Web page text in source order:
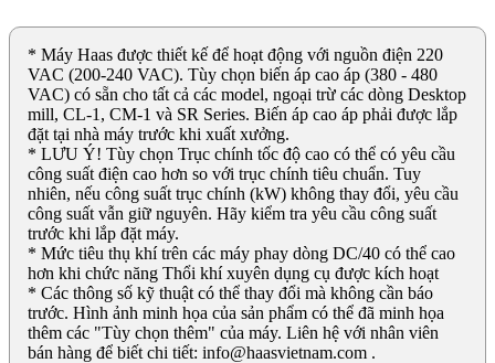
* Máy Haas được thiết kế để hoạt động với nguồn điện 220
VAC (200-240 VAC). Tùy chọn biến áp cao áp (380 - 480
VAC) có sẵn cho tất cả các model, ngoại trừ các dòng Desktop
mill, CL-1, CM-1 và SR Series. Biến áp cao áp phải được lắp
đặt tại nhà máy trước khi xuất xưởng.
* LƯU Ý! Tùy chọn Trục chính tốc độ cao có thể có yêu cầu
công suất điện cao hơn so với trục chính tiêu chuẩn. Tuy
nhiên, nếu công suất trục chính (kW) không thay đổi, yêu cầu
công suất vẫn giữ nguyên. Hãy kiểm tra yêu cầu công suất
trước khi lắp đặt máy.
* Mức tiêu thụ khí trên các máy phay dòng DC/40 có thể cao
hơn khi chức năng Thổi khí xuyên dụng cụ được kích hoạt
* Các thông số kỹ thuật có thể thay đổi mà không cần báo
trước. Hình ảnh minh họa của sản phẩm có thể đã minh họa
thêm các "Tùy chọn thêm" của máy. Liên hệ với nhân viên
bán hàng để biết chi tiết: info@haasvietnam.com .